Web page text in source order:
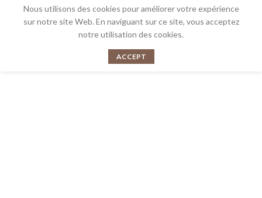
Nous utilisons des cookies pour améliorer votre expérience
sur notre site Web. En naviguant sur ce site, vous acceptez
notre utilisation des cookies.
ACCEPT